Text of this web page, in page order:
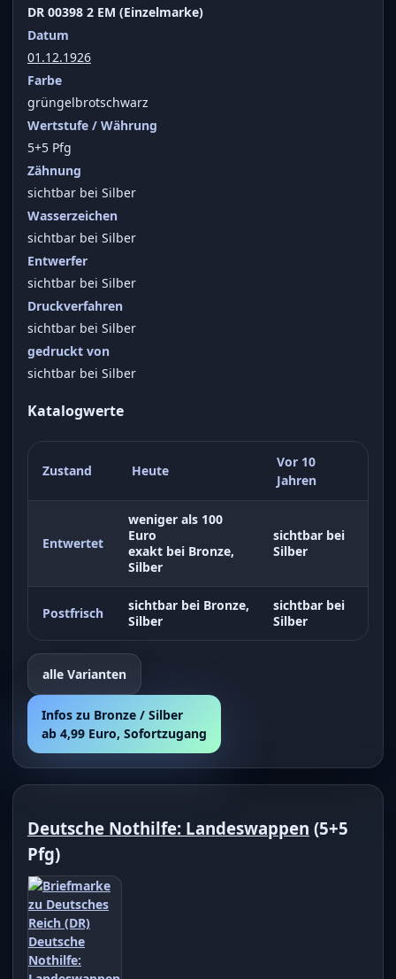
DR 00398 2 EM (Einzelmarke)
Datum
01.12.1926
Farbe
grüngelbrotschwarz
Wertstufe / Währung
5+5 Pfg
Zähnung
sichtbar bei Silber
Wasserzeichen
sichtbar bei Silber
Entwerfer
sichtbar bei Silber
Druckverfahren
sichtbar bei Silber
gedruckt von
sichtbar bei Silber
Katalogwerte
Zustand Heute
Vor 10
Jahren
Entwertet
weniger als 100
Euro
exakt bei Bronze,
Silber
sichtbar bei
Silber
Postfrisch
sichtbar bei Bronze,
Silber
sichtbar bei
Silber
alle Varianten
Infos zu Bronze / Silber
ab 4,99 Euro, Sofortzugang
Deutsche Nothilfe: Landeswappen (5+5
Pfg)